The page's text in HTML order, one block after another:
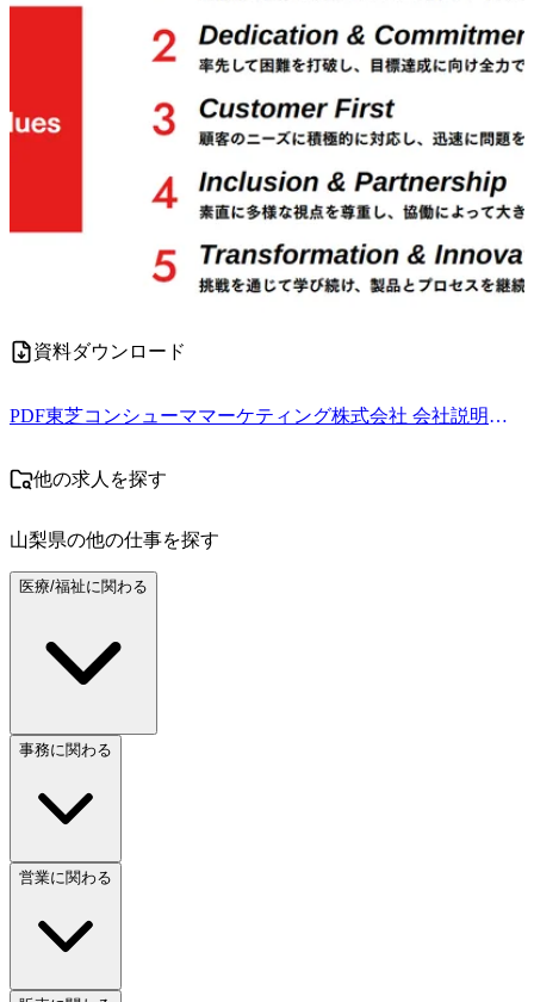
資料ダウンロード
PDF 東芝コンシューママーケティング株式会社 会社説明資料.pdf
他の求人を探す
山梨県の他の仕事を探す
医療/福祉に関わる
事務に関わる
営業に関わる